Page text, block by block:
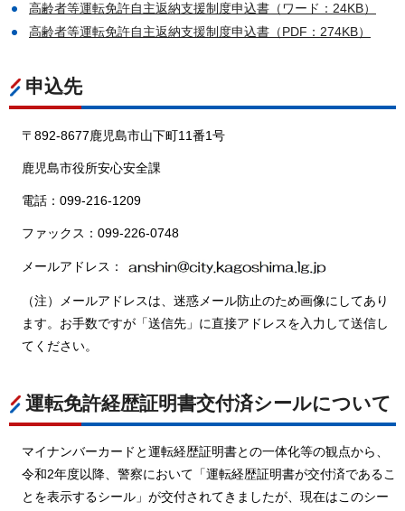
高齢者等運転免許自主返納支援制度申込書（ワード：24KB）
高齢者等運転免許自主返納支援制度申込書（PDF：274KB）
申込先
〒892-8677鹿児島市山下町11番1号
鹿児島市役所安心安全課
電話：099-216-1209
ファックス：099-226-0748
メールアドレス：
（注）メールアドレスは、迷惑メール防止のため画像にしてあり
ます。お手数ですが「送信先」に直接アドレスを入力して送信し
てください。
運転免許経歴証明書交付済シールについて
マイナンバーカードと運転経歴証明書との一体化等の観点から、
令和2年度以降、警察において「運転経歴証明書が交付済であるこ
とを表示するシール」が交付されてきましたが、現在はこのシー